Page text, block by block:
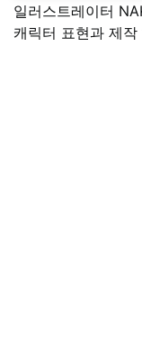
일러스트레이터
캐릭터 표현과 제작